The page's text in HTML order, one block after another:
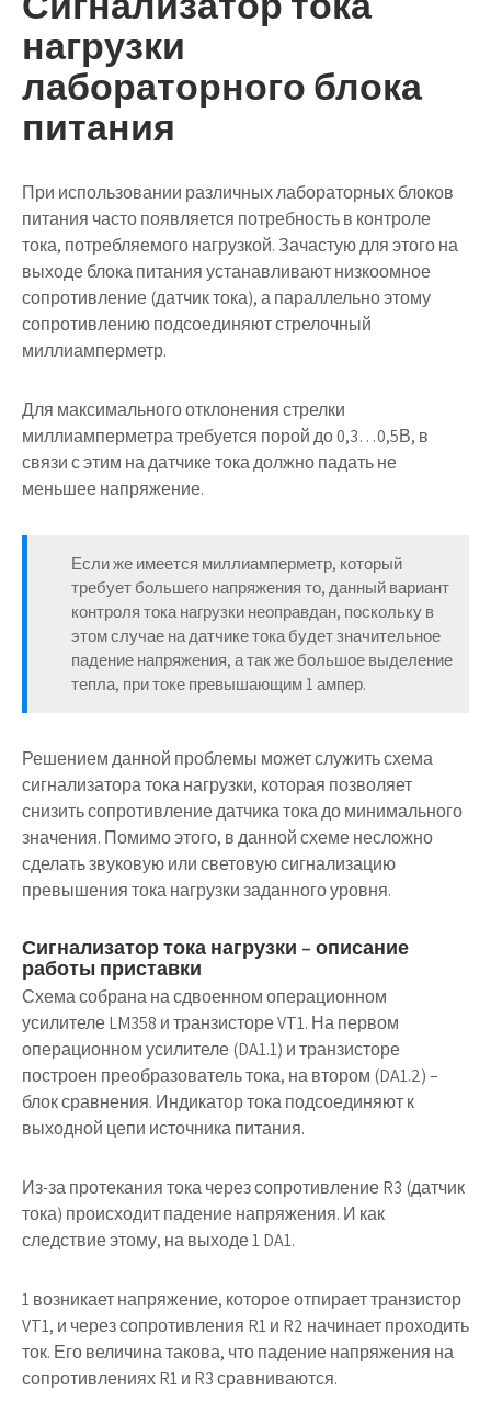
нагрузки
лабораторного блока
питания
При использовании различных лабораторных блоков
питания часто появляется потребность в контроле
тока, потребляемого нагрузкой. Зачастую для этого на
выходе блока питания устанавливают низкоомное
сопротивление (датчик тока), а параллельно этому
сопротивлению подсоединяют стрелочный
миллиамперметр.
Для максимального отклонения стрелки
миллиамперметра требуется порой до 0,3…0,5В, в
связи с этим на датчике тока должно падать не
меньшее напряжение.
Если же имеется миллиамперметр, который
требует большего напряжения то, данный вариант
контроля тока нагрузки неоправдан, поскольку в
этом случае на датчике тока будет значительное
падение напряжения, а так же большое выделение
тепла, при токе превышающим 1 ампер.
Решением данной проблемы может служить схема
сигнализатора тока нагрузки, которая позволяет
снизить сопротивление датчика тока до минимального
значения. Помимо этого, в данной схеме несложно
сделать звуковую или световую сигнализацию
превышения тока нагрузки заданного уровня.
Сигнализатор тока нагрузки – описание
работы приставки
Схема собрана на сдвоенном операционном
усилителе LM358 и транзисторе VT1. На первом
операционном усилителе (DA1.1) и транзисторе
построен преобразователь тока, на втором (DA1.2) –
блок сравнения. Индикатор тока подсоединяют к
выходной цепи источника питания.
Из-за протекания тока через сопротивление R3 (датчик
тока) происходит падение напряжения. И как
следствие этому, на выходе 1 DA1.
1 возникает напряжение, которое отпирает транзистор
VT1, и через сопротивления R1 и R2 начинает проходить
ток. Его величина такова, что падение напряжения на
сопротивлениях R1 и R3 сравниваются.